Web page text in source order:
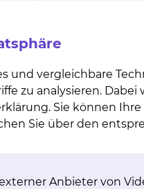
die
und vergleichbare
zu analysieren.
Sie können
Sie über den
Anbieter von